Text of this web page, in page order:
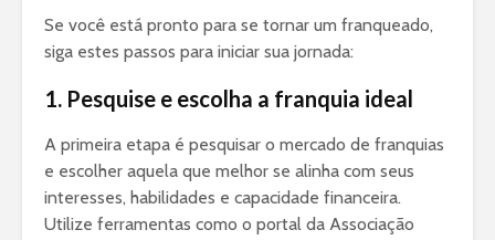
Se você está pronto para se tornar um franqueado,
siga estes passos para iniciar sua jornada:
1. Pesquise e escolha a franquia ideal
A primeira etapa é pesquisar o mercado de franquias
e escolher aquela que melhor se alinha com seus
interesses, habilidades e capacidade financeira.
Utilize ferramentas como o portal da Associação